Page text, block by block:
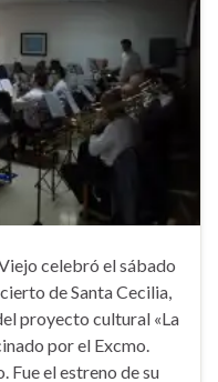
celebró el sábado
de Santa Cecilia,
proyecto cultural «La
por el Excmo.
Fue el estreno de su